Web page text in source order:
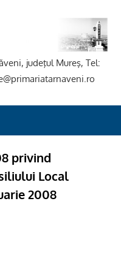
judeţul Mureş, Tel:
privind
Local
2008